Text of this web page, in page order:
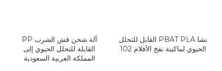
نشا PBAT PLA القابل للتحلل
الحيوي لماكينة نفخ الأفلام 102
آلة شحن قش الشرب PP
القابلة للتحلل الحيوي إلى
المملكة العربية السعودية